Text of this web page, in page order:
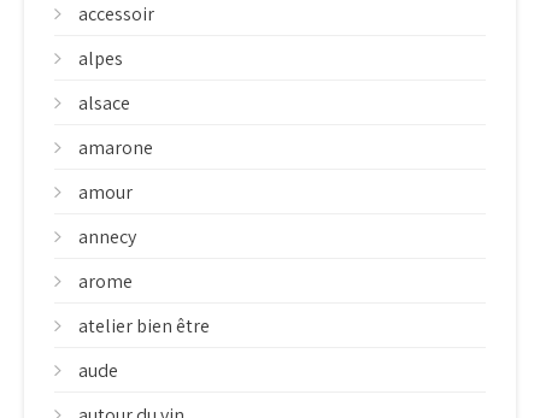
accessoir
alpes
alsace
amarone
amour
annecy
arome
atelier bien être
aude